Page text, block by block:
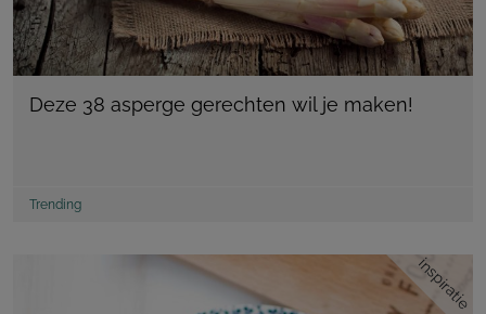
Deze 38 asperge gerechten wil je maken!
Trending
inspiratie